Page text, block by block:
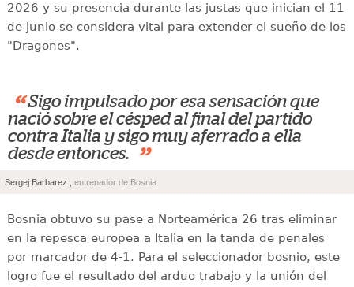
2026 y su presencia durante las justas que inician el 11
de junio se considera vital para extender el sueño de los
"Dragones".
“ Sigo impulsado por esa sensación que
nació sobre el césped al final del partido
contra Italia y sigo muy aferrado a ella
desde entonces.
”
Sergej Barbarez , entrenador de Bosnia.
Bosnia obtuvo su pase a Norteamérica 26 tras eliminar
en la repesca europea a Italia en la tanda de penales
por marcador de 4-1. Para el seleccionador bosnio, este
logro fue el resultado del arduo trabajo y la unión del